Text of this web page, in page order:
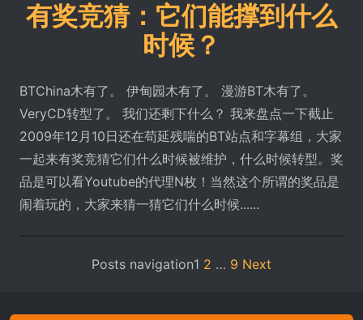
有奖竞猜：它们能撑到什么
时候？
BTChina木有了。 伊甸园木有了。 漫游BT木有了。
VeryCD转型了。 我们还剩下什么？ 我来盘点一下截止
2009年12月10日还在苟延残喘的BT站点和字幕组，大家
一起来有奖竞猜它们什么时候被维护，什么时候转型。奖
品是可以看Youtube的代理N枚！当然这个所谓的奖品是
闹着玩的，大家来猜一猜它们什么时候......
Posts navigation1 2 … 9 Next